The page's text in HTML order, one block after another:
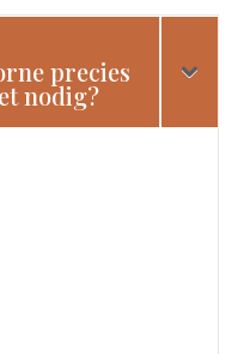
precies
nodig?